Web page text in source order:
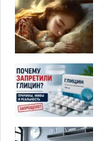
а
в
с
и